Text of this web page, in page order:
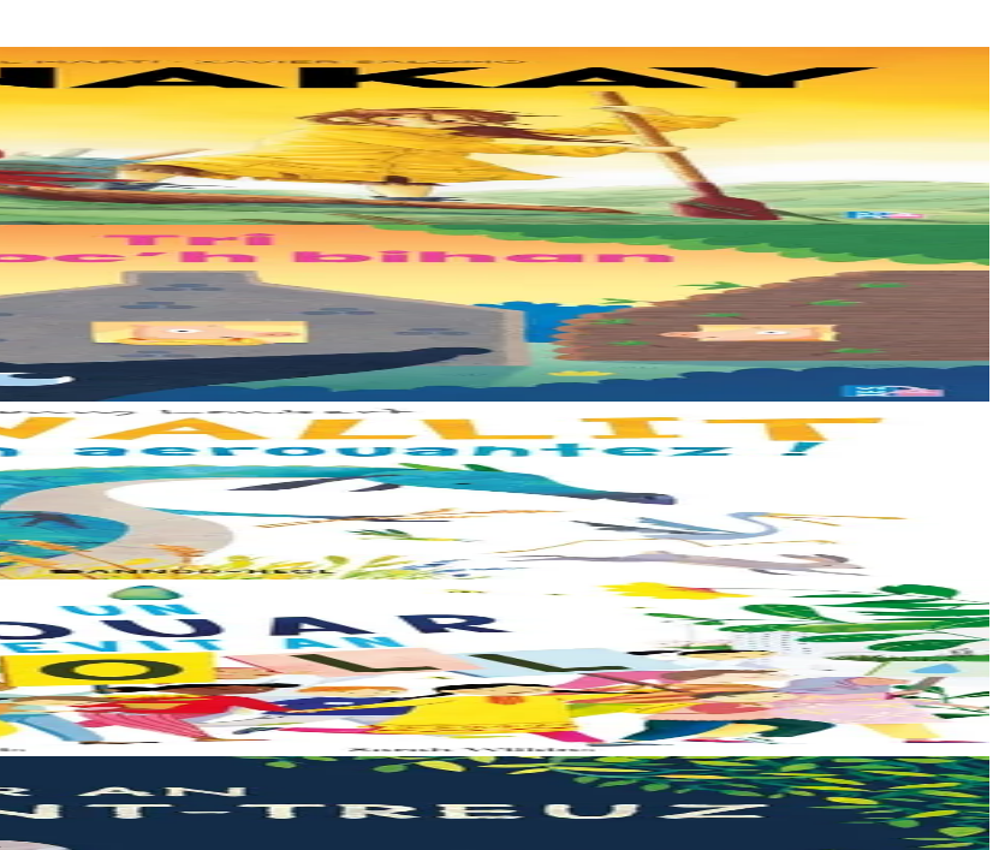
zo o chom war un enez plastik, o klask bevañ evel ma c’hallont, e-touez al lastez....
voe poent da bep hini kaout e di ! Ur rummad savet a-ratozh evit ar vugale...
Sur eo ?... - N’out ket evit chom amañ ! a huch al loened all dezhi. Ha...
ouzhit. Reiñ da gompren gwelloc’h efedoù Mab-den war hor planedenn a ra al levr kaer-mañ....